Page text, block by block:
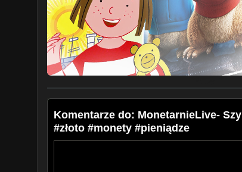
Komentarze do: MonetarnieLive-
#złoto #monety #pieniądze